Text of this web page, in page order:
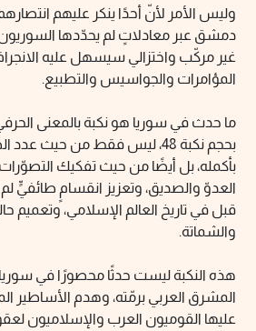
وليس الأمر لأنّ أحدًا ينكر عليهم
دمشق عبر معادلاتٍ لم يحدّدها
غير مركّب واختزالي سيسهل عليه
المؤامرات والجواسيس والتطبيع.
ما حدث في سوريا هو نكبة بالمعنى
بحجم نكبة 48، ليس فقط من حيث
بأكمله، بل أيضًا من حيث تفكيك
العدوّ والصديق، وتعزيز انقسامٍ طائفيٍّ
قبل في تاريخ العالم الإسلامي، وتعميم
والشماتة.
هذه النكبة ليست حدثًا محصورًا في
المشرق العربي برمّته، وهدم الأساطير
عليها القوميون العرب والإسلاميون